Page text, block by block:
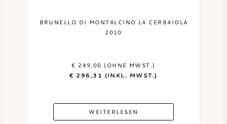
BRUNELLO DI MONTALCINO LA CERBAIOLA
2010
€ 249,00 (OHNE MWST.)
€ 296,31 (INKL. MWST.)
WEITERLESEN